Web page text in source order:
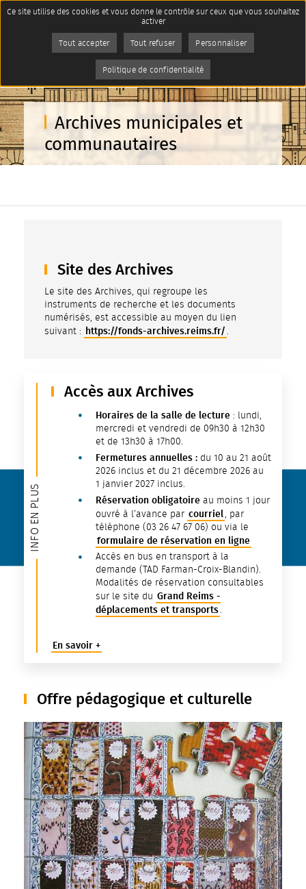
Accueil
Page active :
Archives municipales et
communautaires
Imprimer
Archives municipales et
communautaires
Site des Archives
Le site des Archives, qui regroupe les
instruments de recherche et les documents
numérisés, est accessible au moyen du lien
suivant :
https://fonds-archives.reims.fr/ .
Accès aux Archives
INFO EN PLUS
Horaires de la salle de lecture : lundi,
mercredi et vendredi de 09h30 à 12h30
et de 13h30 à 17h00.
Fermetures annuelles : du 10 au 21 août
2026 inclus et du 21 décembre 2026 au
1 janvier 2027 inclus.
Réservation obligatoire au moins 1 jour
ouvré à l’avance par courriel, par
téléphone (03 26 47 67 06) ou via le
formulaire de réservation en ligne
Accès en bus en transport à la
demande (TAD Farman-Croix-Blandin).
Modalités de réservation consultables
sur le site du Grand Reims -
déplacements et transports.
En savoir +
Offre pédagogique et culturelle
Panneau de gestion des cookies
Ce site utilise des cookies et vous donne le contrôle sur ceux que vous souhaitez
activer
Tout accepter Tout refuser Personnaliser
Politique de confidentialité